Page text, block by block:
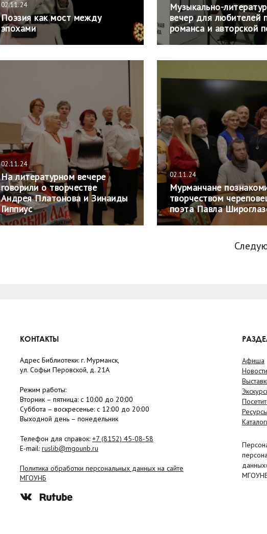
02.11.24
Поэзия как мост между
эпохами
Музыкально-
вечер для любителей
романса и авторской
02.11.24
На литературном вечере
говорили о творчестве
Андрея Платонова и Зинаиды
Гиппиус
02.11.24
Мурманчане
творчеством
поэта Павла
КОНТАКТЫ
Адрес Библиотеки: г. Мурманск,
ул. Софьи Перовской, д. 21А
Режим работы:
Вторник – пятница: с 10:00 до 20:00
Суббота – воскресенье: c 12:00 до 20:00
Выходной день – понедельник
Телефон для справок: +7 (8152) 45-08-58
E-mail: ruslib@mgounb.ru
Политика обработки персональных данных на сайте
МГОУНБ
Афиша
Новости
Ресурсы